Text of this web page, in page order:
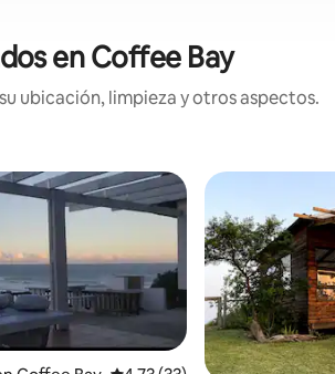
en Coffee Bay
ubicación, limpieza y otros aspectos.